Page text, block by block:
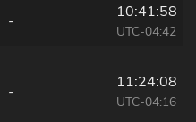
-
10:41:58
UTC-04:42
-
11:24:08
UTC-04:16